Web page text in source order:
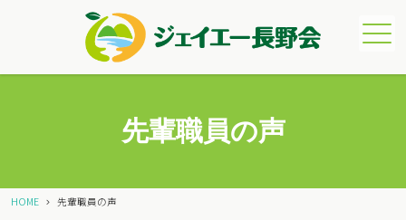
メニュー
先輩職員の声
HOME 先輩職員の声